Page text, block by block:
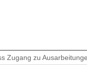
Zugang zu